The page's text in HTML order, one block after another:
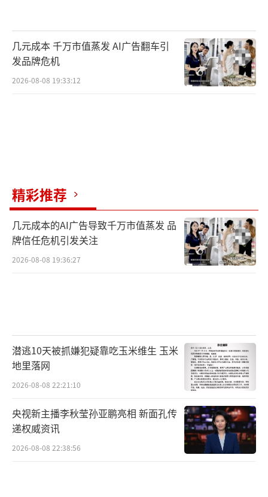
几元成本 千万市值蒸发 AI广告翻车引
发品牌危机
2026-08-08 19:33:12
精彩推荐
几元成本的AI广告导致千万市值蒸发 品
牌信任危机引发关注
2026-08-08 19:36:27
潜逃10天被抓嫌犯疑靠吃玉米维生 玉米
地里落网
2026-08-08 22:21:10
央视新主播李秋莹孙亚鹏亮相 新面孔传
递权威资讯
2026-08-08 22:38:56